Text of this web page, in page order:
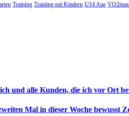
Training Training mit Kindern U14 Aue VO2max
und alle Kunden, die ich vor Ort
Mal in dieser Woche bewusst